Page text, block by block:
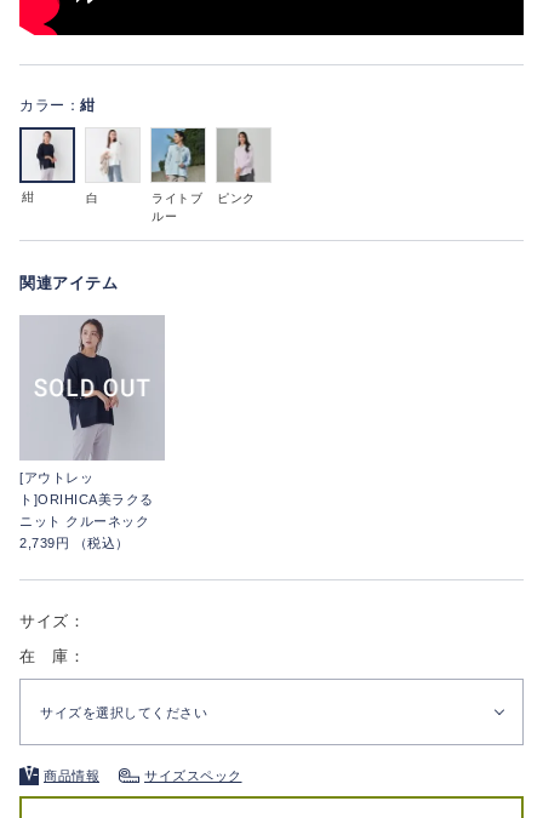
カラー： 紺
紺 白
ライトブ
ルー
ピンク
関連アイテム
[アウトレッ
ト]ORIHICA美ラクる
ニット クルーネック
2,739円 （税込）
サイズ：
在 庫：
サイズを選択してください
商品情報 サイズスペック